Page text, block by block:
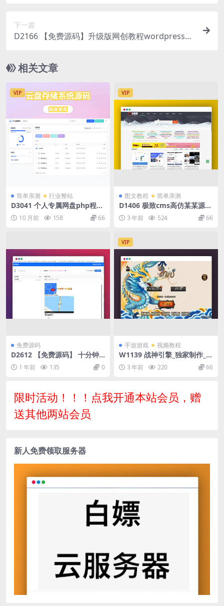
下一篇
D2166 【免费源码】升级版网创教程wordpress插
相关文章
VIP
简单亲测 行业整站
D3041 个人专属网盘php程序
云盘系统源码 云盘存储系统源
码PC+H5自适应
10 月前 158 66
VIP
图文教程 简单亲测
D1406 极致cms高仿某某源码
网模板 整站源码
3 年前 524 66
免费源码
D2612 【免费源码】 十分钟
临时邮箱服务源码带api
1 年前 135 0
VIP
手游游戏 视频教程
W1139 战神引擎_独家制作_1.
80彩龙元码合击二大陆第三季
[白猪3.1]版_通用视频教程_G
3 年前 220 66
限时活动！！！点我开通本站会员，赠
送其他两站会员
新人免费领取服务器